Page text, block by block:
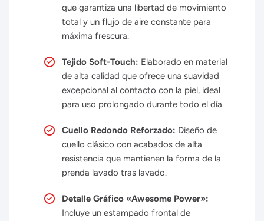
que garantiza una libertad de movimiento
total y un flujo de aire constante para
máxima frescura.
Tejido Soft-Touch: Elaborado en material
de alta calidad que ofrece una suavidad
excepcional al contacto con la piel, ideal
para uso prolongado durante todo el día.
Cuello Redondo Reforzado: Diseño de
cuello clásico con acabados de alta
resistencia que mantienen la forma de la
prenda lavado tras lavado.
Detalle Gráfico «Awesome Power»:
Incluye un estampado frontal de